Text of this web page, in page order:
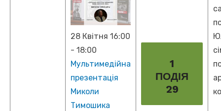
28 Квітня 16:00
- 18:00
Мультимедійна
презентація
Миколи
Тимошика
1
ПОДІЯ
29